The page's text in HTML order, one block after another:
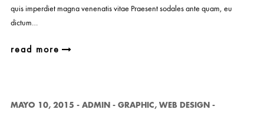
quis imperdiet magna venenatis vitae Praesent sodales ante quam, eu
dictum…
read more
MAYO 10, 2015 - ADMIN - GRAPHIC, WEB DESIGN -